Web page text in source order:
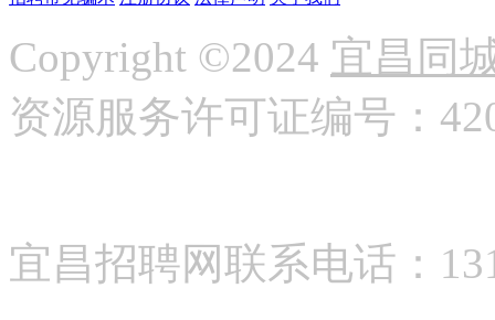
Copyright ©2024 宜昌同
资源服务许可证编号：
宜昌招聘网联系电话：